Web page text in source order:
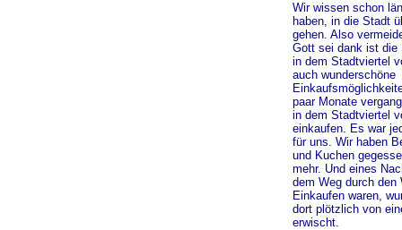
Wir wissen schon
haben, in die Stadt
gehen. Also
Gott sei dank ist die
in dem Stadtviertel
auch wunderschöne
paar Monate
in dem Stadtviertel
einkaufen. Es war
für uns. Wir haben
und Kuchen
mehr. Und eines
dem Weg durch den
Einkaufen waren,
dort plötzlich von
erwischt.